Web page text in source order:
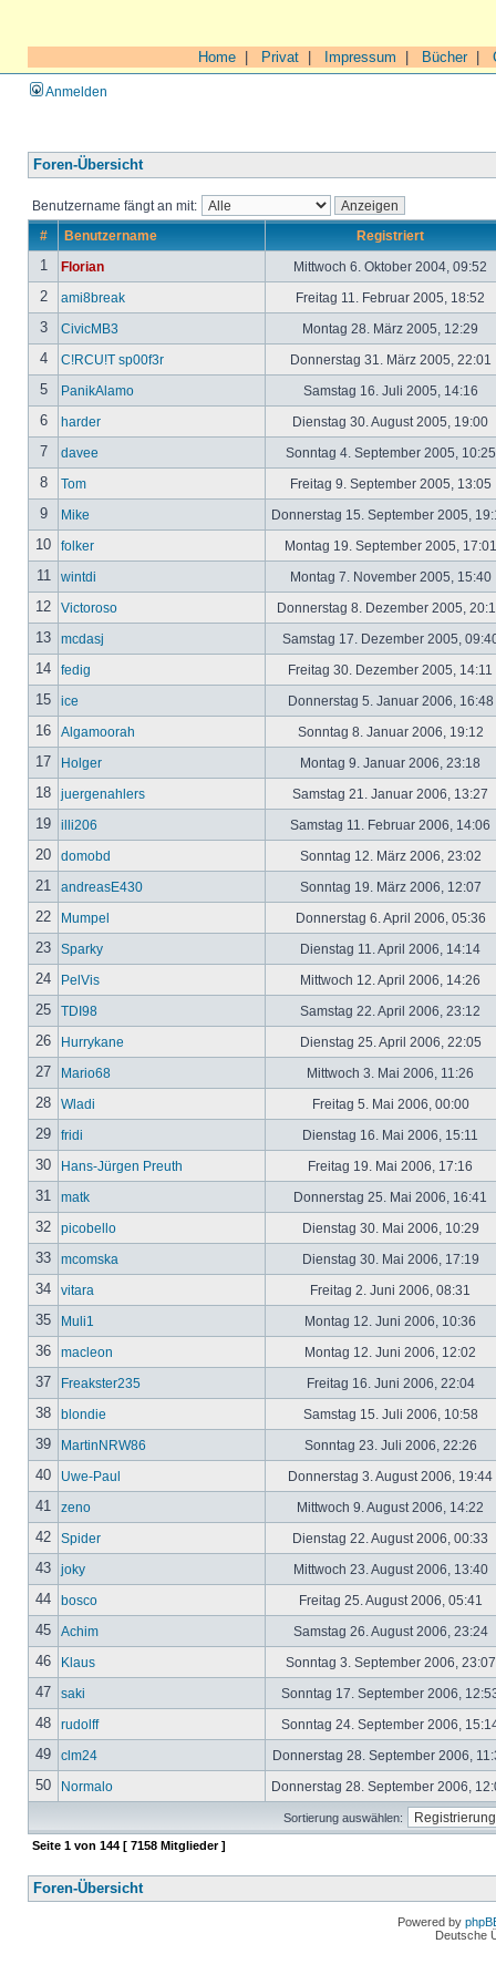
Home Privat Impressum Bücher|
Anmelden
Foren-Übersicht
Benutzername fängt an mit:
# Benutzername Registriert
1 Florian Mittwoch 6. Oktober 2004, 09:52
2 ami8break Freitag 11. Februar 2005, 18:52
3 CivicMB3 Montag 28. März 2005, 12:29
4 C!RCU!T sp00f3r Donnerstag 31. März 2005, 22:01
5 PanikAlamo Samstag 16. Juli 2005, 14:16
6 harder Dienstag 30. August 2005, 19:00
7 davee Sonntag 4. September 2005,
8 Tom Freitag 9. September 2005, 13:05
9 Mike Donnerstag 15. September 2005,
10 folker Montag 19. September 2005,
11 wintdi Montag 7. November 2005, 15:40
12 Victoroso Donnerstag 8. Dezember 2005,
13 mcdasj Samstag 17. Dezember 2005,
14 fedig Freitag 30. Dezember 2005, 14:11
15 ice Donnerstag 5. Januar 2006, 16:48
16 Algamoorah Sonntag 8. Januar 2006, 19:12
17 Holger Montag 9. Januar 2006, 23:18
18 juergenahlers Samstag 21. Januar 2006, 13:27
19 illi206 Samstag 11. Februar 2006, 14:06
20 domobd Sonntag 12. März 2006, 23:02
21 andreasE430 Sonntag 19. März 2006, 12:07
22 Mumpel Donnerstag 6. April 2006, 05:36
23 Sparky Dienstag 11. April 2006, 14:14
24 PelVis Mittwoch 12. April 2006, 14:26
25 TDI98 Samstag 22. April 2006, 23:12
26 Hurrykane Dienstag 25. April 2006, 22:05
27 Mario68 Mittwoch 3. Mai 2006, 11:26
28 Wladi Freitag 5. Mai 2006, 00:00
29 fridi Dienstag 16. Mai 2006, 15:11
30 Hans-Jürgen Preuth Freitag 19. Mai 2006, 17:16
31 matk Donnerstag 25. Mai 2006, 16:41
32 picobello Dienstag 30. Mai 2006, 10:29
33 mcomska Dienstag 30. Mai 2006, 17:19
34 vitara Freitag 2. Juni 2006, 08:31
35 Muli1 Montag 12. Juni 2006, 10:36
36 macleon Montag 12. Juni 2006, 12:02
37 Freakster235 Freitag 16. Juni 2006, 22:04
38 blondie Samstag 15. Juli 2006, 10:58
39 MartinNRW86 Sonntag 23. Juli 2006, 22:26
40 Uwe-Paul Donnerstag 3. August 2006, 19:44
41 zeno Mittwoch 9. August 2006, 14:22
42 Spider Dienstag 22. August 2006, 00:33
43 joky Mittwoch 23. August 2006, 13:40
44 bosco Freitag 25. August 2006, 05:41
45 Achim Samstag 26. August 2006, 23:24
46 Klaus Sonntag 3. September 2006,
47 saki Sonntag 17. September 2006,
48 rudolff Sonntag 24. September 2006,
49 clm24 Donnerstag 28. September 2006,
50 Normalo Donnerstag 28. September 2006,
Sortierung auswählen:
Seite 1 von 144 [ 7158 Mitglieder ]
Foren-Übersicht
Powered by
Deutsche